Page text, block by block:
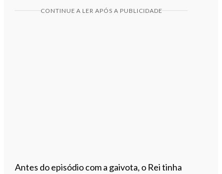
CONTINUE A LER APÓS A PUBLICIDADE
Antes do episódio com a gaivota, o Rei tinha